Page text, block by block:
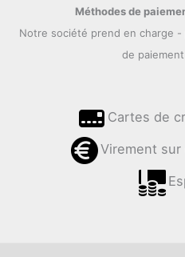
Méthodes de
Notre société prend en charge
de
Cartes de
Virement sur